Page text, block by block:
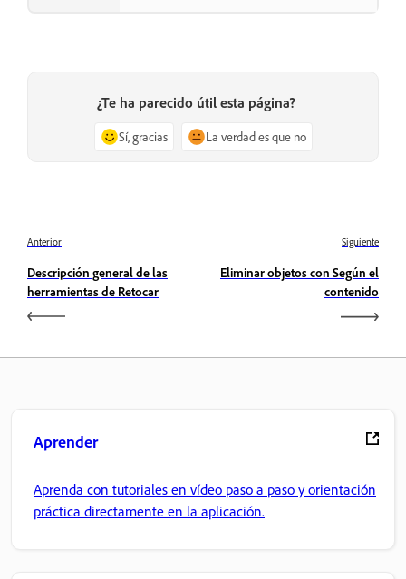
¿Te ha parecido útil esta página?
Sí, gracias La verdad es que no
Anterior
Descripción general de las
herramientas de Retocar
Siguiente
Eliminar objetos con Según el
contenido
Aprender
Aprenda con tutoriales en vídeo paso a paso y orientación
práctica directamente en la aplicación.